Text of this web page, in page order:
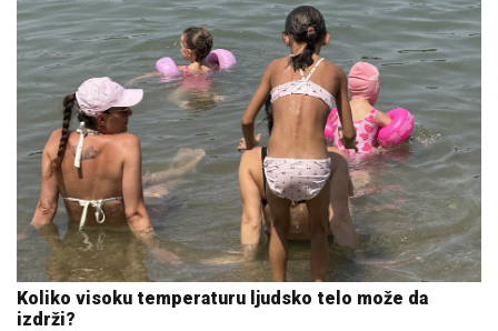
Koliko visoku temperaturu ljudsko telo može da
izdrži?